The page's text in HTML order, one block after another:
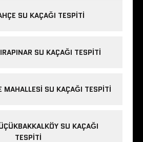
SU KAÇAĞI TESPITI
SU KAÇAĞI TESPITI
MAHALLESI SU KAÇAĞI TESPITI
SU KAÇAĞI
TESPITI